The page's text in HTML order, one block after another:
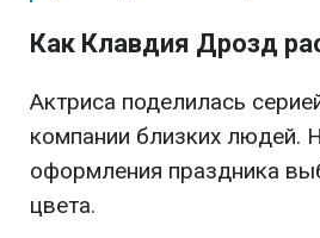
Как Клавдия Дрозд
Актриса поделилась
компании близких людей.
оформления праздника
цвета.